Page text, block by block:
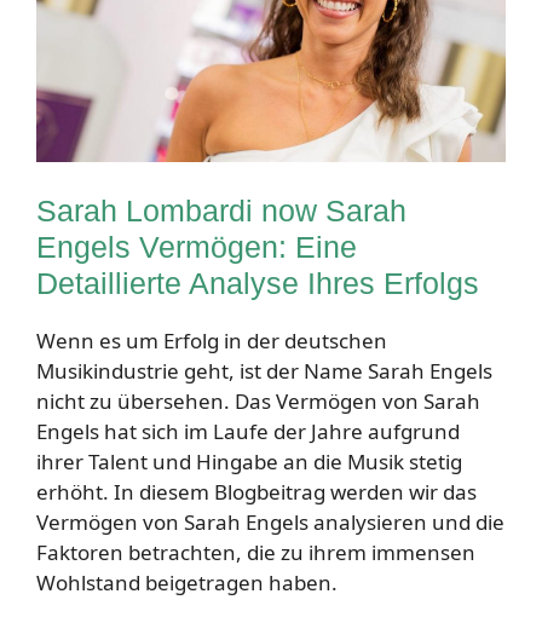
Sarah Lombardi now Sarah
Engels Vermögen: Eine
Detaillierte Analyse Ihres Erfolgs
Wenn es um Erfolg in der deutschen
Musikindustrie geht, ist der Name Sarah Engels
nicht zu übersehen. Das Vermögen von Sarah
Engels hat sich im Laufe der Jahre aufgrund
ihrer Talent und Hingabe an die Musik stetig
erhöht. In diesem Blogbeitrag werden wir das
Vermögen von Sarah Engels analysieren und die
Faktoren betrachten, die zu ihrem immensen
Wohlstand beigetragen haben.